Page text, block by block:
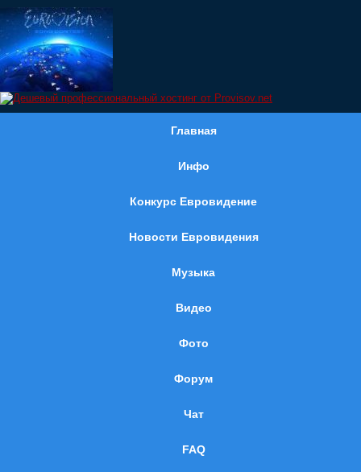
Главная
Инфо
Конкурс Евровидение
Новости Евровидения
Музыка
Видео
Фото
Форум
Чат
FAQ